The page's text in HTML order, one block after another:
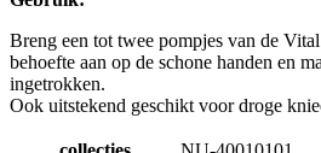
Breng een tot twee pompjes van de
behoefte aan op de schone handen en
ingetrokken.
Ook uitstekend geschikt voor droge